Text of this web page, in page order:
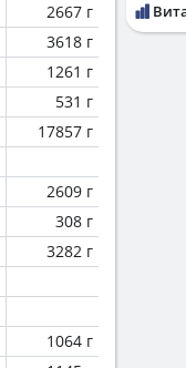
2667 г
3618 г
1261 г
531 г
17857 г
2609 г
308 г
3282 г
1064 г